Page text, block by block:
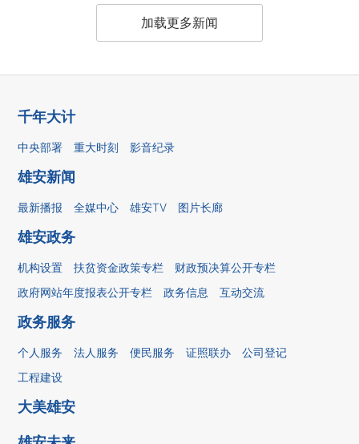
加载更多新闻
千年大计
中央部署 重大时刻 影音纪录
雄安新闻
最新播报 全媒中心 雄安TV 图片长廊
雄安政务
机构设置 扶贫资金政策专栏
财政预决算公开专栏
政府网站年度报表公开专栏
政务信息 互动交流
政务服务
个人服务 法人服务 便民服务 证照联办
公司登记
工程建设
大美雄安